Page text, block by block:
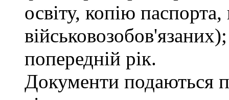
освіту, копію
попередній рік.
Документи подаються